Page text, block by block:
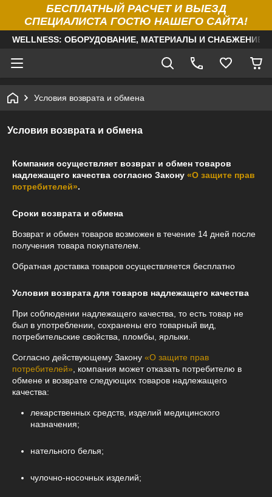
БЕСПЛАТНЫЙ РАСЧЕТ И ВЫЕЗД
СПЕЦИАЛИСТА ГОСТЮ НАШЕГО САЙТА!
WELLNESS: ОБОРУДОВАНИЕ, МАТЕРИАЛЫ И
Условия возврата и обмена
Условия возврата и обмена
Компания осуществляет возврат и обмен товаров
надлежащего качества согласно Закону «О защите прав
потребителей».
Сроки возврата и обмена
Возврат и обмен товаров возможен в течение 14 дней после
получения товара покупателем.
Обратная доставка товаров осуществляется бесплатно
Условия возврата для товаров надлежащего качества
При соблюдении надлежащего качества, то есть товар не
был в употреблении, сохранены его товарный вид,
потребительские свойства, пломбы, ярлыки.
Согласно действующему Закону «О защите прав
потребителей» , компания может отказать потребителю в
обмене и возврате следующих товаров надлежащего
качества:
лекарственных средств, изделий медицинского
назначения;
нательного белья;
чулочно-носочных изделий;